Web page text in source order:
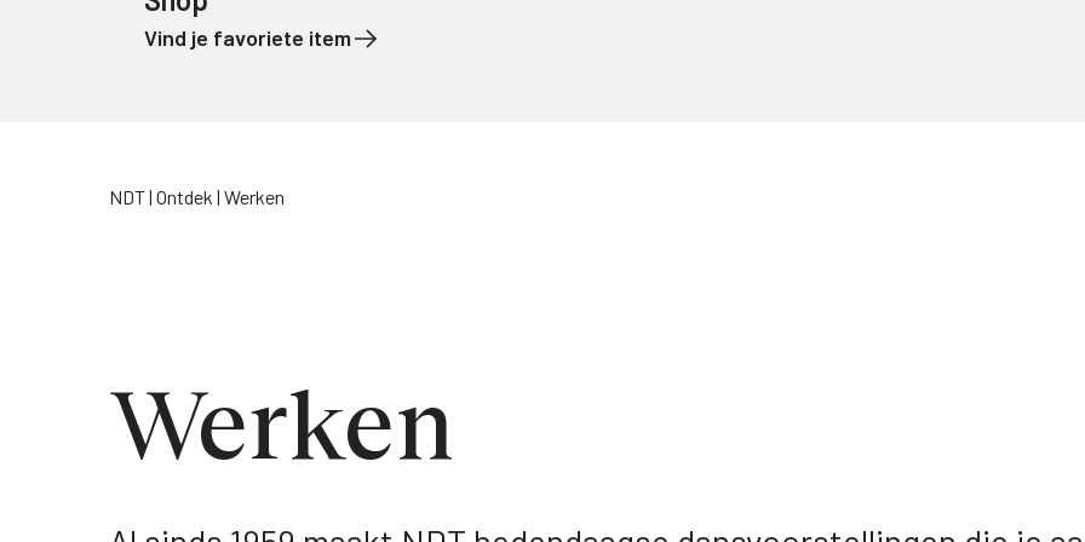
Vind je favoriete item
NDT Ontdek Werken
Werken